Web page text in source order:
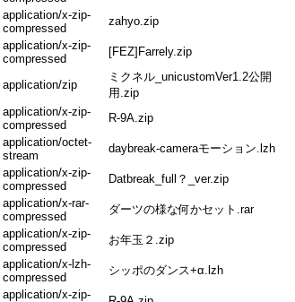
application/x-zip-
compressed
zahyo.zip
application/x-zip-
compressed
[FEZ]Farrely.zip
application/zip
ミクネル_unicustomVer1.2公開
用.zip
application/x-zip-
compressed
R-9A.zip
application/octet-
stream
daybreak-cameraモーション.lzh
application/x-zip-
compressed
Datbreak_full？_ver.zip
application/x-rar-
compressed
ダーツの様な何かセット.rar
application/x-zip-
compressed
お年玉２.zip
application/x-lzh-
compressed
シッポのダンス+α.lzh
application/x-zip-